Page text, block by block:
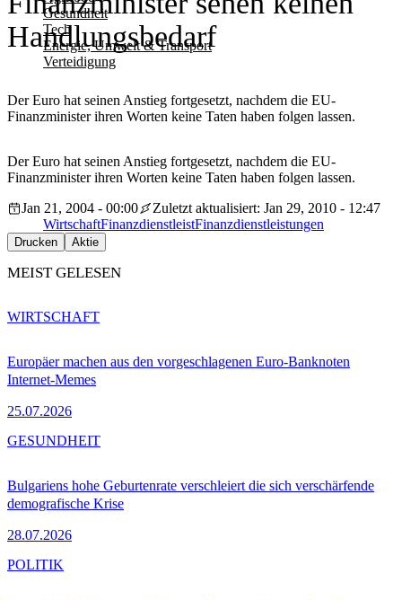
Gesundheit
Tech
Energie, Umwelt & Transport
Verteidigung
Handlungsbedarf
Der Euro hat seinen Anstieg fortgesetzt, nachdem die EU-
Finanzminister ihren Worten keine Taten haben folgen lassen.
Der Euro hat seinen Anstieg fortgesetzt, nachdem die EU-
Finanzminister ihren Worten keine Taten haben folgen lassen.
Jan 21, 2004 - 00:00
Zuletzt aktualisiert: Jan 29, 2010 - 12:47
WirtschaftFinanzdienstleistFinanzdienstleistungen
Drucken Aktie
MEIST GELESEN
Europäer machen aus den vorgeschlagenen Euro-Banknoten
Internet-Memes
25.07.2026
WIRTSCHAFT
Bulgariens hohe Geburtenrate verschleiert die sich verschärfende
demografische Krise
28.07.2026
GESUNDHEIT
POLITIK